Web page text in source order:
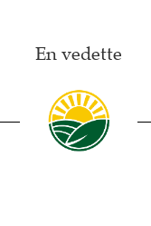
En vedette